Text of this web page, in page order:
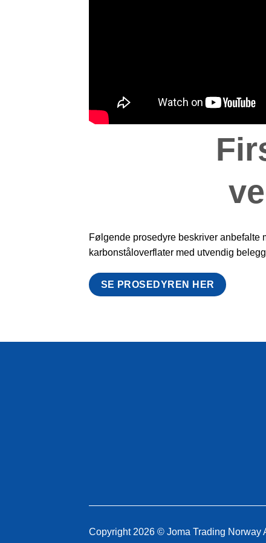
Følgende prosedyre beskriver anbefalte
karbonståloverflater med utvendig
SE PROSEDYREN HER
Copyright 2026 © Joma Trading Norway